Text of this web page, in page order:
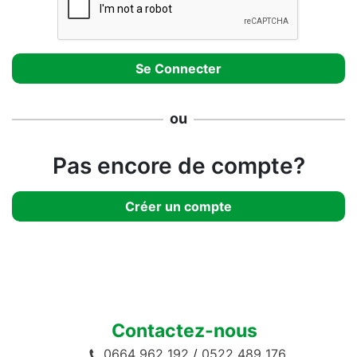
ou
Pas encore de compte?
Créer un compte
Contactez-nous
0664 962 192 / 0522 489 176